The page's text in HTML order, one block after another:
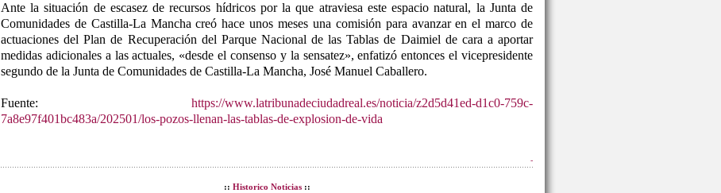
Ante la situación de escasez de recursos hídricos por la que atraviesa este espacio natural, la Junta de
Comunidades de Castilla-La Mancha creó hace unos meses una comisión para avanzar en el marco de
actuaciones del Plan de Recuperación del Parque Nacional de las Tablas de Daimiel de cara a aportar
medidas adicionales a las actuales, «desde el consenso y la sensatez», enfatizó entonces el vicepresidente
segundo de la Junta de Comunidades de Castilla-La Mancha, José Manuel Caballero.
Fuente: https://www.latribunadeciudadreal.es/noticia/z2d5d41ed-d1c0-759c-
7a8e97f401bc483a/202501/los-pozos-llenan-las-tablas-de-explosion-de-vida
-
:: Historico Noticias::